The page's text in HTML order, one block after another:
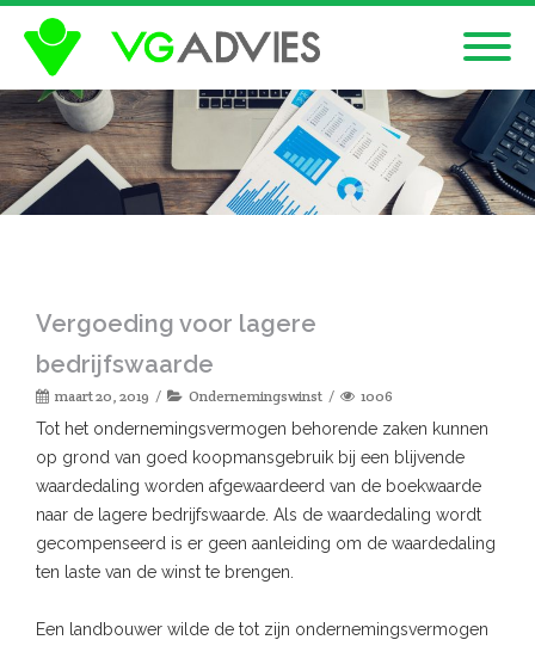
Vergoeding voor lagere
bedrijfswaarde
maart 20, 2019 Ondernemingswinst 1006
Tot het ondernemingsvermogen behorende zaken kunnen
op grond van goed koopmansgebruik bij een blijvende
waardedaling worden afgewaardeerd van de boekwaarde
naar de lagere bedrijfswaarde. Als de waardedaling wordt
gecompenseerd is er geen aanleiding om de waardedaling
ten laste van de winst te brengen.
Een landbouwer wilde de tot zijn ondernemingsvermogen